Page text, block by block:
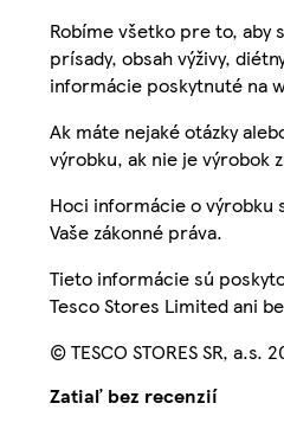
Robíme všetko pre to,
prísady, obsah výživy,
informácie poskytnuté na
Ak máte nejaké otázky
výrobku, ak nie je výrobok
Hoci informácie o výrobku
Vaše zákonné práva.
Tieto informácie sú
Tesco Stores Limited ani
© TESCO STORES SR, a.s.
Zatiaľ bez recenzií